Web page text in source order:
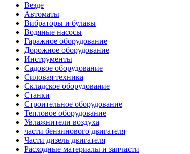
Везде
Автоматы
Вибраторы и булавы
Водяные насосы
Гаражное оборудование
Дорожное оборудование
Инструменты
Садовое оборудование
Силовая техника
Складское оборудование
Станки
Строительное оборудование
Тепловое оборудование
Увлажнители воздуха
части бензинового двигателя
Части дизель двигателя
Расходные материалы и запчасти